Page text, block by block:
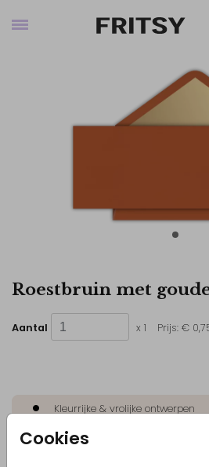
Cookies
Roestbruin met
Aantal x 1 Prijs: €
Kleurrijke & vrolijke ontwerpen
Originele kaartjes